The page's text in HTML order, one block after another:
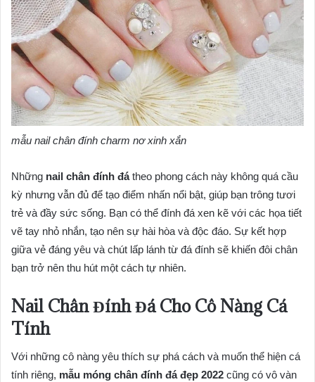
mẫu nail chân đính charm nơ xinh xắn
Những nail chân đính đátheo phong cách này không quá cầu
kỳ nhưng vẫn đủ để tạo điểm nhấn nổi bật, giúp bạn trông tươi
trẻ và đầy sức sống. Bạn có thể đính đá xen kẽ với các họa tiết
vẽ tay nhỏ nhắn, tạo nên sự hài hòa và độc đáo. Sự kết hợp
giữa vẻ đáng yêu và chút lấp lánh từ đá đính sẽ khiến đôi chân
bạn trở nên thu hút một cách tự nhiên.
Nail Chân Đính Đá Cho Cô Nàng Cá
Tính
Với những cô nàng yêu thích sự phá cách và muốn thể hiện cá
tính riêng, mẫu móng chân đính đá đẹp 2022 cũng có vô vàn